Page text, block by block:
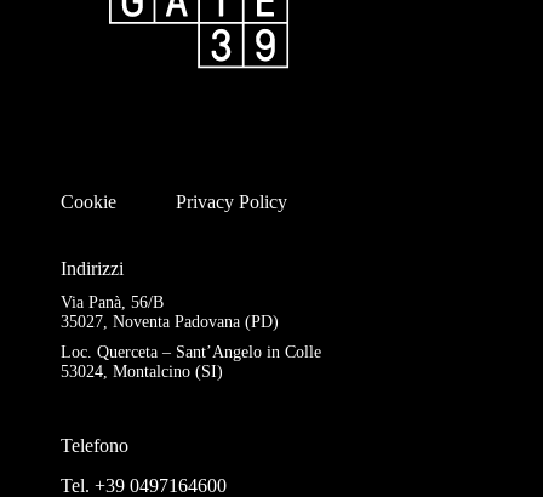
Cookie Privacy Policy
Indirizzi
Via Panà, 56/B
35027, Noventa Padovana (PD)
Loc. Querceta – Sant’Angelo in Colle
53024, Montalcino (SI)
Telefono
Tel. +39 0497164600